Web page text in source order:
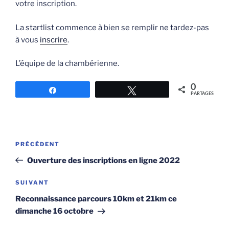
votre inscription.
La startlist commence à bien se remplir ne tardez-pas
à vous inscrire.
L’équipe de la chambérienne.
0
PARTAGES
Navigation
l’article
Article
précédent
PRÉCÉDENT
Ouverture des inscriptions en ligne 2022
Article
suivant
SUIVANT
Reconnaissance parcours 10km et 21km ce
dimanche 16 octobre